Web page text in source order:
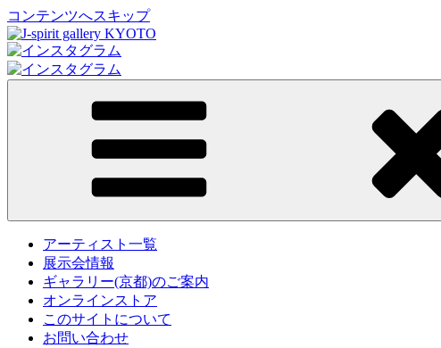
コンテンツへスキップ
J-spirit gallery KYOTO
J-spirit galleryは、明治期に建てられた京町家を改装したギャラリ
たお立ち寄り頂ければ幸甚です。
アーティスト一覧
展示会情報
ギャラリー(京都)のご案内
オンラインストア
このサイトについて
お問い合わせ